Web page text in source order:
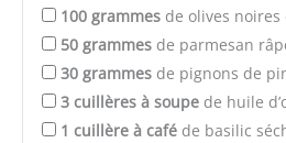
100 grammes de olives noires
50 grammes de parmesan
30 grammes de pignons de
3 cuillères à soupe de huile
1 cuillère à café de basilic